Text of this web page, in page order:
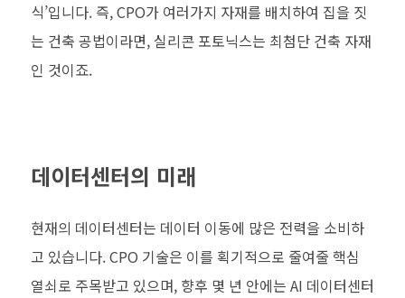
식’입니다. 즉, CPO가 여러가지 자재를 배치하여 집을 짓
는 건축 공법이라면, 실리콘 포토닉스는 최첨단 건축 자재
인 것이죠.
데이터센터의 미래
현재의 데이터센터는 데이터 이동에 많은 전력을 소비하
고 있습니다. CPO 기술은 이를 획기적으로 줄여줄 핵심
열쇠로 주목받고 있으며, 향후 몇 년 안에는 AI 데이터센터